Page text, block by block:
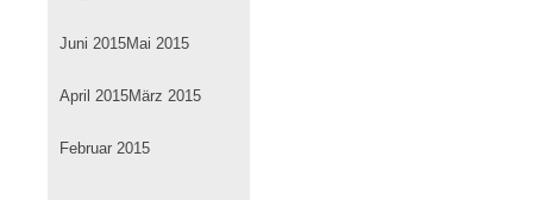
Juni 2015Mai 2015
April 2015März 2015
Februar 2015